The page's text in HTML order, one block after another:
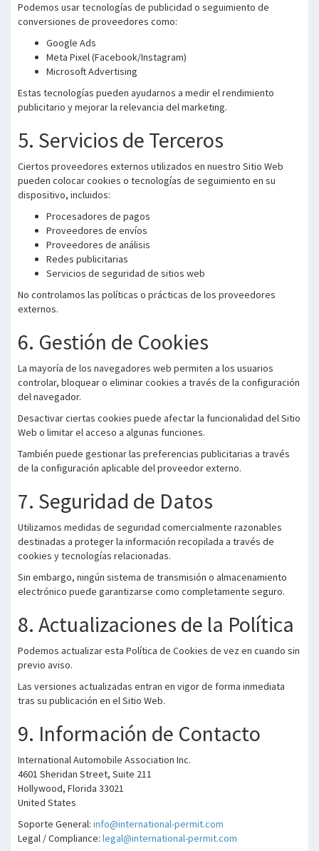
Podemos usar tecnologías de publicidad o seguimiento de
conversiones de proveedores como:
Google Ads
Meta Pixel (Facebook/Instagram)
Microsoft Advertising
Estas tecnologías pueden ayudarnos a medir el rendimiento
publicitario y mejorar la relevancia del marketing.
5. Servicios de Terceros
Ciertos proveedores externos utilizados en nuestro Sitio Web
pueden colocar cookies o tecnologías de seguimiento en su
dispositivo, incluidos:
Procesadores de pagos
Proveedores de envíos
Proveedores de análisis
Redes publicitarias
Servicios de seguridad de sitios web
No controlamos las políticas o prácticas de los proveedores
externos.
6. Gestión de Cookies
La mayoría de los navegadores web permiten a los usuarios
controlar, bloquear o eliminar cookies a través de la configuración
del navegador.
Desactivar ciertas cookies puede afectar la funcionalidad del Sitio
Web o limitar el acceso a algunas funciones.
También puede gestionar las preferencias publicitarias a través
de la configuración aplicable del proveedor externo.
7. Seguridad de Datos
Utilizamos medidas de seguridad comercialmente razonables
destinadas a proteger la información recopilada a través de
cookies y tecnologías relacionadas.
Sin embargo, ningún sistema de transmisión o almacenamiento
electrónico puede garantizarse como completamente seguro.
8. Actualizaciones de la Política
Podemos actualizar esta Política de Cookies de vez en cuando sin
previo aviso.
Las versiones actualizadas entran en vigor de forma inmediata
tras su publicación en el Sitio Web.
9. Información de Contacto
International Automobile Association Inc.
4601 Sheridan Street, Suite 211
Hollywood, Florida 33021
United States
Soporte General: info@international-permit.com
Legal / Compliance: legal@international-permit.com